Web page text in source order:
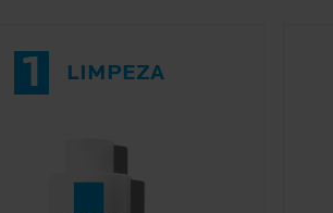
1 LIMPEZA